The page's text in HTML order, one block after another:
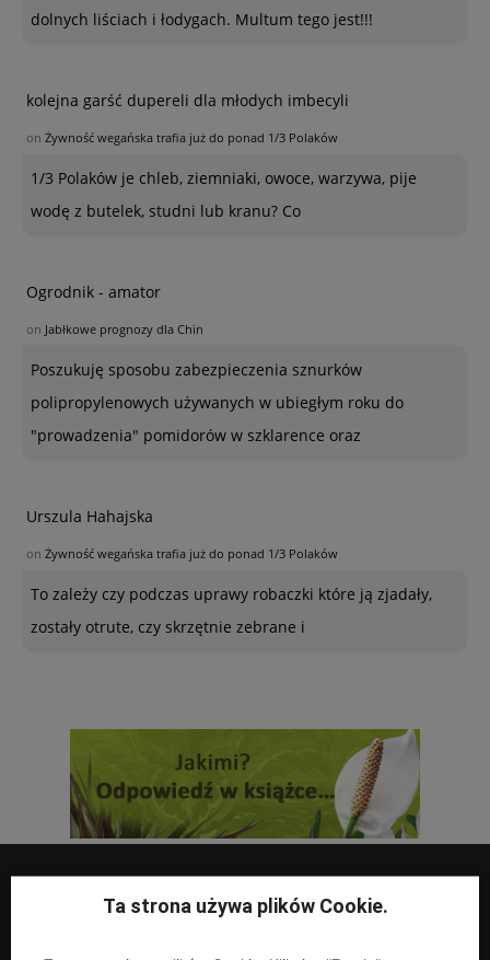
dolnych liściach i łodygach. Multum tego jest!!!
kolejna garść dupereli dla młodych imbecyli
on Żywność wegańska trafia już do ponad 1/3 Polaków
1/3 Polaków je chleb, ziemniaki, owoce, warzywa, pije
wodę z butelek, studni lub kranu? Co
Ogrodnik - amator
on Jabłkowe prognozy dla Chin
Poszukuję sposobu zabezpieczenia sznurków
polipropylenowych używanych w ubiegłym roku do
"prowadzenia" pomidorów w szklarence oraz
Urszula Hahajska
on Żywność wegańska trafia już do ponad 1/3 Polaków
To zależy czy podczas uprawy robaczki które ją zjadały,
zostały otrute, czy skrzętnie zebrane i
Ta strona używa plików Cookie.